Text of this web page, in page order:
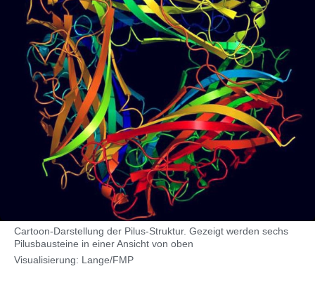
Cartoon-Darstellung der Pilus-Struktur. Gezeigt werden sechs
Pilusbausteine in einer Ansicht von oben
Visualisierung: Lange/FMP